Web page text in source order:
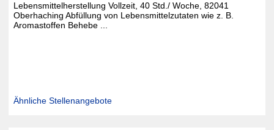
Lebensmittelherstellung Vollzeit, 40 Std./ Woche, 82041
Oberhaching Abfüllung von Lebensmittelzutaten wie z. B.
Aromastoffen Behebe ...
Ähnliche Stellenangebote